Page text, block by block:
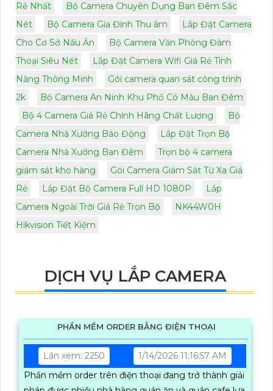
Rẻ Nhất
Bộ Camera Chuyên Dụng Ban Đêm Sắc
Nét
Bộ Camera Gia Đình Thu âm
Lắp Đặt Camera
Cho Cơ Sở Nấu Ăn
Bộ Camera Văn Phòng Đàm
Thoại Siêu Nét
Lắp Đặt Camera Wifi Giá Rẻ Tính
Năng Thông Minh
Gói camera quan sát công trình
2k
Bộ Camera An Ninh Khu Phố Có Màu Ban Đêm
Bộ 4 Camera Giá Rẻ Chính Hãng Chất Lượng
Bộ
Camera Nhà Xưởng Báo Động
Lắp Đặt Trọn Bộ
Camera Nhà Xưởng Ban Đêm
Trọn bộ 4 camera
giám sát kho hàng
Gói Camera Giám Sát Từ Xa Giá
Rẻ
Lắp Đặt Bộ Camera Full HD 1080P
Lắp
Camera Ngoài Trời Giá Rẻ Trọn Bộ
NK44W0H
Hikvision Tiết Kiệm
DỊCH VỤ LẮP CAMERA
PHẦN MỀM ORDER BẰNG ĐIỆN THOẠI
Lần xem: 2250
1/14/2026 11:16:57 AM
Phần mềm order trên điện thoại đang trở thành giải